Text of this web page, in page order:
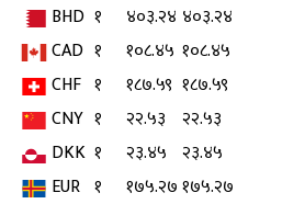
BHD १ ४०३.२४ ४०३.२४
CAD १ १०८.४५ १०८.४५
CHF १ १८७.५९ १८७.५९
CNY १ २२.५३
२२.५३
DKK १ २३.४५ २३.४५
EUR १ १७५.२७१७५.२७